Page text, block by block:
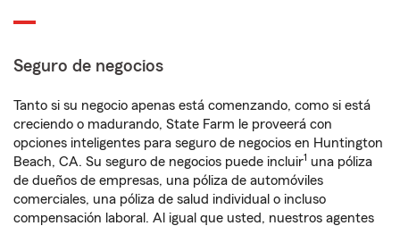
Seguro de negocios
Tanto si su negocio apenas está comenzando, como si está
creciendo o madurando, State Farm le proveerá con
opciones inteligentes para seguro de negocios en Huntington
Beach, CA. Su seguro de negocios puede incluir1 una póliza
de dueños de empresas, una póliza de automóviles
comerciales, una póliza de salud individual o incluso
compensación laboral. Al igual que usted, nuestros agentes